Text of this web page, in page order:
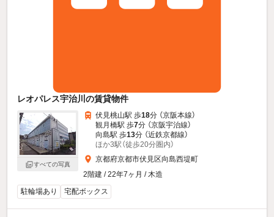
レオパレス宇治川の賃貸物件
すべての写真
伏見桃山駅 歩18分 （京阪本線）
観月橋駅 歩7分 （京阪宇治線）
向島駅 歩13分 （近鉄京都線）
ほか3駅（徒歩20分圏内）
京都府京都市伏見区向島西堤町
2階建 / 22年7ヶ月 / 木造
駐輪場あり
宅配ボックス